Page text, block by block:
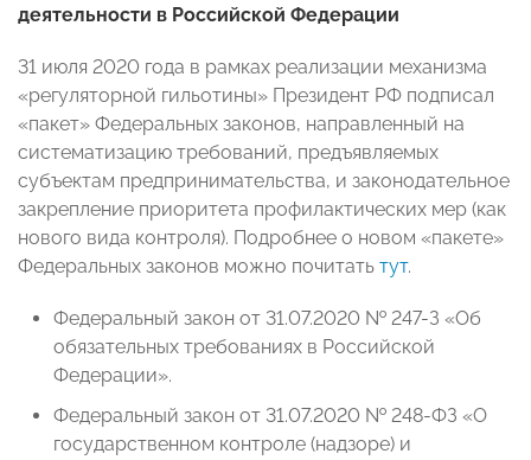
деятельности в Российской Федерации
31 июля 2020 года в рамках реализации механизма
«регуляторной гильотины» Президент РФ подписал
«пакет» Федеральных законов, направленный на
систематизацию требований, предъявляемых
субъектам предпринимательства, и законодательное
закрепление приоритета профилактических мер (как
нового вида контроля). Подробнее о новом «пакете»
Федеральных законов можно почитать тут.
Федеральный закон от 31.07.2020 № 247-З «Об
обязательных требованиях в Российской
Федерации».
Федеральный закон от 31.07.2020 № 248-ФЗ «О
государственном контроле (надзоре) и